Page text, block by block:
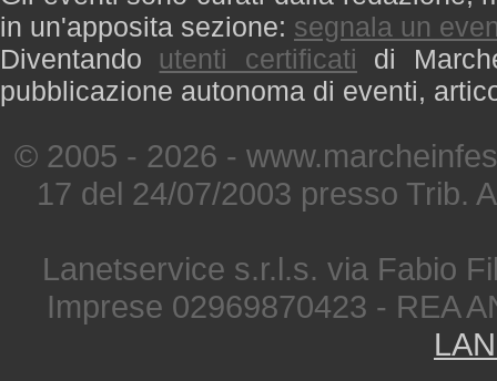
in un'apposita sezione: segnala un
Diventando utenti certificati di
pubblicazione autonoma di eventi,
© 2005 - 2026 -
17 del 24/07/2003 presso Trib.
Lanetservice s.r.l.s. via Fabio
Imprese 02969870423 - REA